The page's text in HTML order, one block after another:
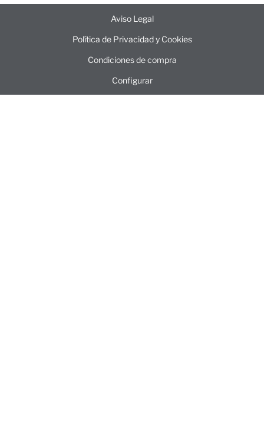
Aviso Legal
Política de Privacidad y Cookies
Condiciones de compra
Configurar